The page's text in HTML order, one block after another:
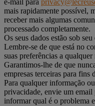
e-mail para
mais rapidamente possível,
receber mais algumas
processado completamente.
Os seus dados estão sob
Lembre-se de que está no
suas preferências a qualquer
Garantimos-lhe de que
empresas terceiras para fins
Para qualquer informação
privacidade, envie um email
informar qual é o problema